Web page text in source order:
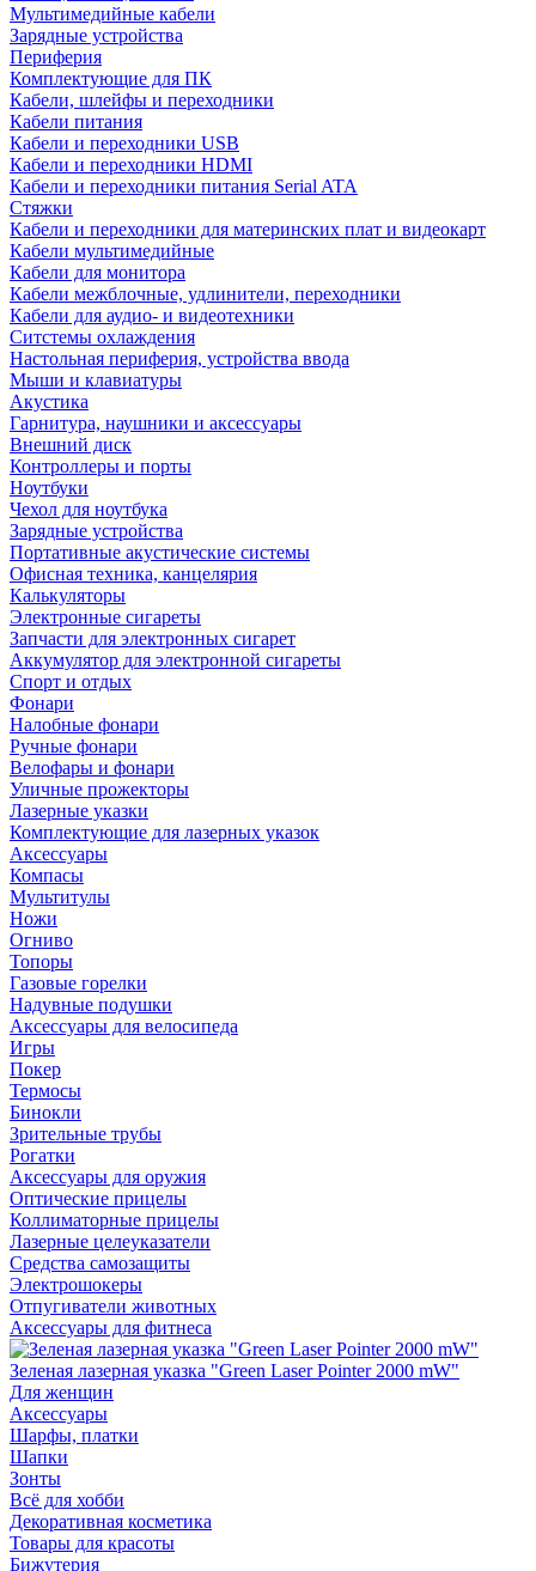
Мультимедийные кабели
Зарядные устройства
Периферия
Комплектующие для ПК
Кабели, шлейфы и переходники
Кабели питания
Кабели и переходники USB
Кабели и переходники HDMI
Кабели и переходники питания Serial ATA
Стяжки
Кабели и переходники для материнских плат и видеокарт
Кабели мультимедийные
Кабели для монитора
Кабели межблочные, удлинители, переходники
Кабели для аудио- и видеотехники
Ситстемы охлаждения
Настольная периферия, устройства ввода
Мыши и клавиатуры
Акустика
Гарнитура, наушники и аксессуары
Внешний диск
Контроллеры и порты
Ноутбуки
Чехол для ноутбука
Зарядные устройства
Портативные акустические системы
Офисная техника, канцелярия
Калькуляторы
Электронные сигареты
Запчасти для электронных сигарет
Аккумулятор для электронной сигареты
Спорт и отдых
Фонари
Налобные фонари
Ручные фонари
Велофары и фонари
Уличные прожекторы
Лазерные указки
Комплектующие для лазерных указок
Аксессуары
Компасы
Мультитулы
Ножи
Огниво
Топоры
Газовые горелки
Надувные подушки
Аксессуары для велосипеда
Игры
Покер
Термосы
Бинокли
Зрительные трубы
Рогатки
Аксессуары для оружия
Оптические прицелы
Коллиматорные прицелы
Лазерные целеуказатели
Средства самозащиты
Электрошокеры
Отпугиватели животных
Аксессуары для фитнеса
Зеленая лазерная указка "Green Laser Pointer 2000 mW"
Для женщин
Аксессуары
Шарфы, платки
Шапки
Зонты
Всё для хобби
Декоративная косметика
Товары для красоты
Бижутерия